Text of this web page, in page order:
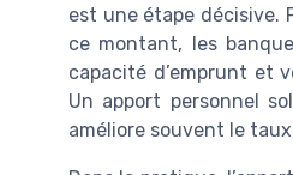
est une étape décisive.
ce montant, les
capacité d’emprunt et
Un apport personnel
améliore souvent le